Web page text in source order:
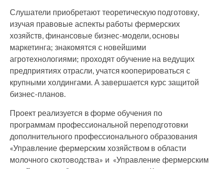
Слушатели приобретают теоретическую подготовку,
изучая правовые аспекты работы фермерских
хозяйств, финансовые бизнес-модели, основы
маркетинга; знакомятся с новейшими
агротехнологиями; проходят обучение на ведущих
предприятиях отрасли, учатся кооперироваться с
крупными холдингами. А завершается курс защитой
бизнес-планов.
Проект реализуется в форме обучения по
программам профессиональной переподготовки
дополнительного профессионального образования
«Управление фермерским хозяйством в области
молочного скотоводства» и «Управление фермерским